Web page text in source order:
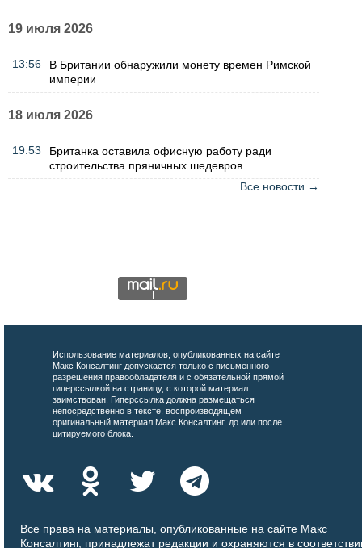
19 июля 2026
13:56
В Британии обнаружили монету времен Римской
империи
18 июля 2026
19:53
Британка оставила офисную работу ради
строительства пряничных шедевров
Все новости →
Использование материалов, опубликованных на сайте
Макс Консалтинг допускается только с письменного
разрешения правообладателя и с обязательной прямой
гиперссылкой на страницу, с которой материал
заимствован. Гиперссылка должна размещаться
непосредственно в тексте, воспроизводящем
оригинальный материал Макс Консалтинг, до или после
цитируемого блока.
Все права на материалы, опубликованные на сайте Макс
Консалтинг, принадлежат редакции и охраняются в